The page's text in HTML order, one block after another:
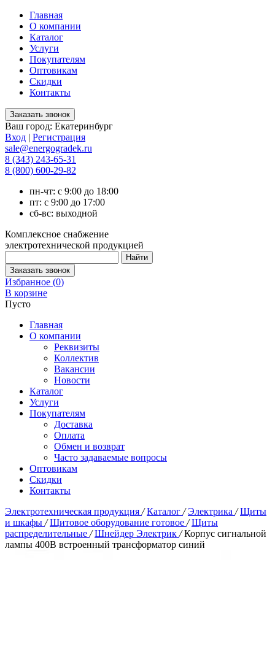
Главная
О компании
Каталог
Услуги
Покупателям
Оптовикам
Скидки
Контакты
Ваш город: Екатеринбург
Вход | Регистрация
sale@energogradek.ru
8 (343) 243-65-31
8 (800) 600-29-82
пн-чт: с 9:00 до 18:00
пт: с 9:00 до 17:00
сб-вс: выходной
Комплексное снабжение
электротехнической продукцией
Избранное (0)
В корзине
Пусто
Главная
О компании
Реквизиты
Коллектив
Вакансии
Новости
Каталог
Услуги
Покупателям
Доставка
Оплата
Обмен и возврат
Часто задаваемые вопросы
Оптовикам
Скидки
Контакты
Электротехническая продукция / Каталог / Электрика / Щиты
и шкафы / Щитовое оборудование готовое / Щиты
распределительные / Шнейдер Электрик / Корпус сигнальной
лампы 400В встроенный трансформатор синий